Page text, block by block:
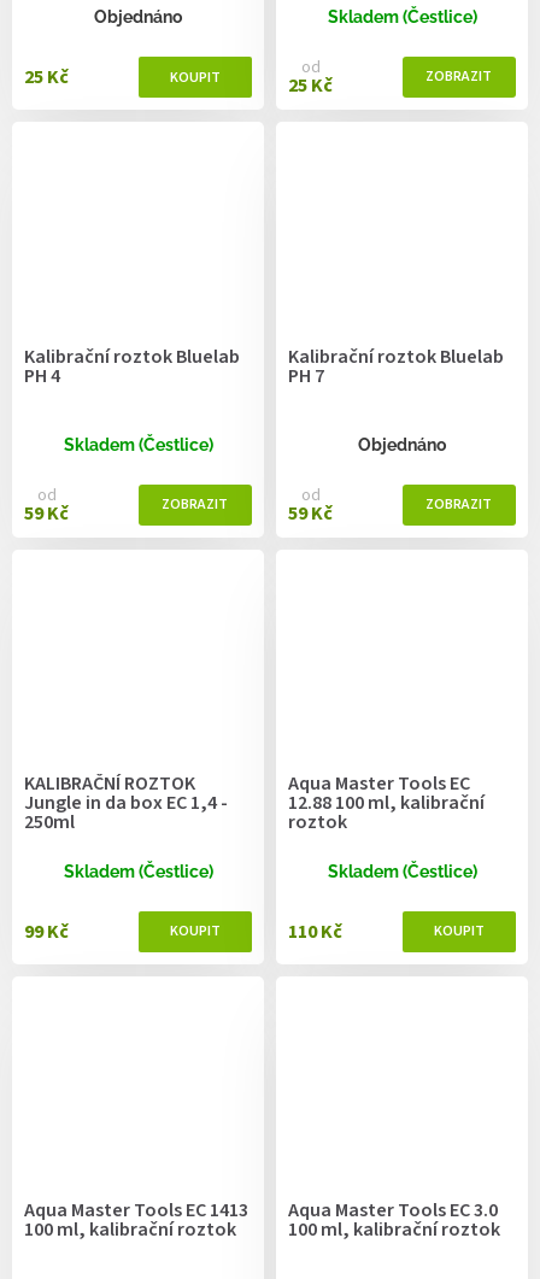
Objednáno
25 Kč
Skladem (Čestlice)
od
25 Kč
Kalibrační roztok Bluelab
PH 4
Skladem (Čestlice)
od
59 Kč
Kalibrační roztok Bluelab
PH 7
Objednáno
od
59 Kč
KALIBRAČNÍ ROZTOK
Jungle in da box EC 1,4 -
250ml
Skladem (Čestlice)
99 Kč
Aqua Master Tools EC
12.88 100 ml, kalibrační
roztok
Skladem (Čestlice)
110 Kč
Aqua Master Tools EC 1413
100 ml, kalibrační roztok
Aqua Master Tools EC 3.0
100 ml, kalibrační roztok